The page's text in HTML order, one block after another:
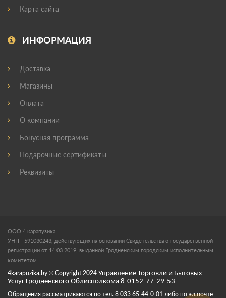
Карта сайта
ИНФОРМАЦИЯ
Доставка
Магазины
Оплата
О компании
Бонусная программа
Подарочные сертификаты
Реквизиты
ООО 4 карапузика
УНП - 591030243, действующих на основании Свидетельства о государственной
регистрации от 14.03.2019, выданной Гродненским городским исполнительным
комитетом
4karapuzika.by © Copyright 2024 Управление Торговли и Бытовых
Услуг Гродненского Облисполкома 8-0152-77-29-53
Обращения рассматриваются по тел. 8 033 65-44-0-01 либо по эл.почте